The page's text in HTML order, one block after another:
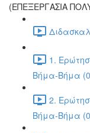
(ΕΠΕΞΕΡΓΑΣΙΑ
1.
Βήμα-Βήμα
2.
Βήμα-Βήμα